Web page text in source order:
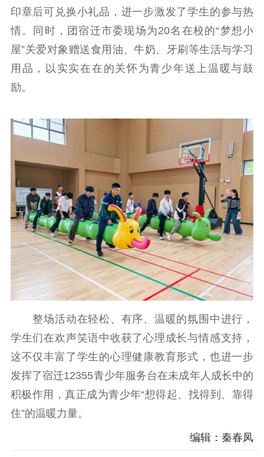
印章后可兑换小礼品，进一步激发了学生的参与热
情。同时，团宿迁市委现场为20名在校的“梦想小
屋”关爱对象赠送食用油、牛奶、牙刷等生活与学习
用品，以实实在在的关怀为青少年送上温暖与鼓
励。
整场活动在轻松、有序、温暖的氛围中进行，
学生们在欢声笑语中收获了心理成长与情感支持，
这不仅丰富了学生的心理健康教育形式，也进一步
发挥了宿迁12355青少年服务台在未成年人成长中的
积极作用，真正成为青少年“想得起、找得到、靠得
住”的温暖力量。
编辑：秦春凤